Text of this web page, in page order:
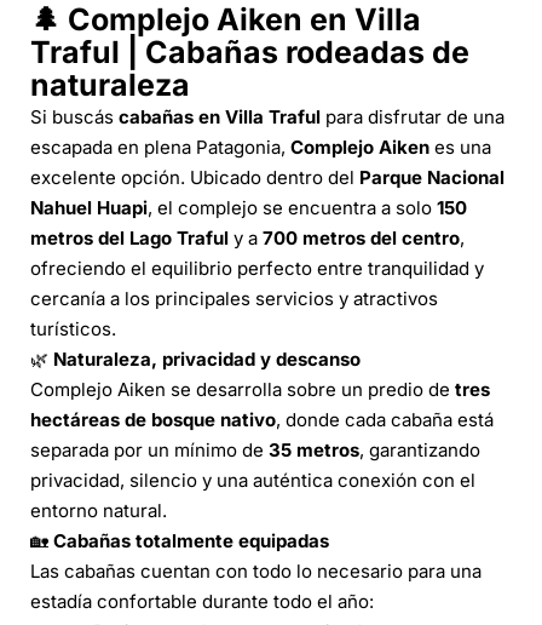
🌲 Complejo Aiken en Villa
Traful | Cabañas rodeadas de
naturaleza
Si buscás cabañas en Villa Traful para disfrutar de una
escapada en plena Patagonia, Complejo Aiken es una
excelente opción. Ubicado dentro del Parque Nacional
Nahuel Huapi, el complejo se encuentra a solo 150
metros del Lago Traful y a 700 metros del centro,
ofreciendo el equilibrio perfecto entre tranquilidad y
cercanía a los principales servicios y atractivos
turísticos.
🌿 Naturaleza, privacidad y descanso
Complejo Aiken se desarrolla sobre un predio de tres
hectáreas de bosque nativo, donde cada cabaña está
separada por un mínimo de 35 metros, garantizando
privacidad, silencio y una auténtica conexión con el
entorno natural.
🏡 Cabañas totalmente equipadas
Las cabañas cuentan con todo lo necesario para una
estadía confortable durante todo el año: